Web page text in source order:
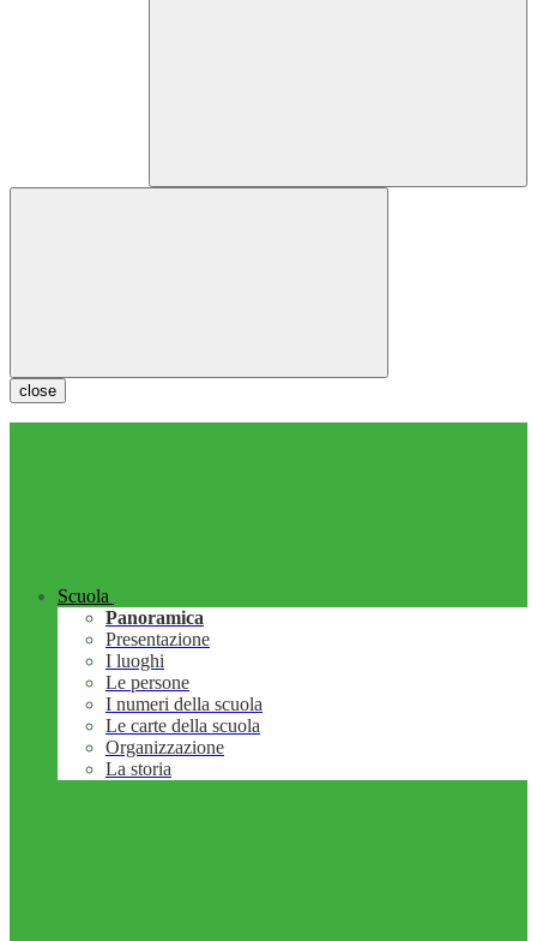
close
Scuola
Panoramica
Presentazione
I luoghi
Le persone
I numeri della scuola
Le carte della scuola
Organizzazione
La storia